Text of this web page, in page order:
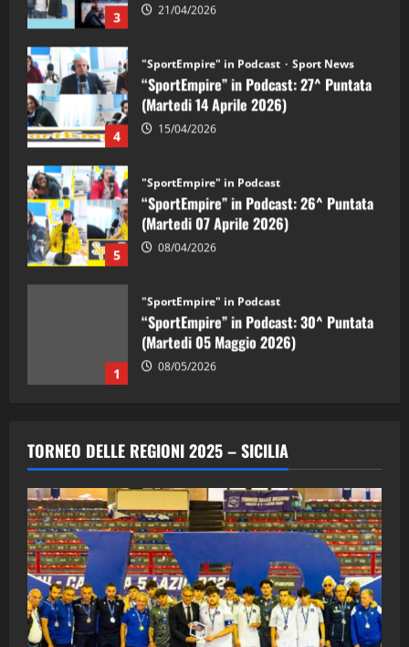
3 21/04/2026
4
"SportEmpire" in Podcast Sport News
“SportEmpire” in Podcast: 27^ Puntata
(Martedi 14 Aprile 2026)
15/04/2026
5
"SportEmpire" in Podcast
“SportEmpire” in Podcast: 26^ Puntata
(Martedi 07 Aprile 2026)
08/04/2026
1
"SportEmpire" in Podcast
“SportEmpire” in Podcast: 30^ Puntata
(Martedi 05 Maggio 2026)
08/05/2026
2
“SportEmpire” in Podcast: 29^ Puntata
(Martedi 28 Aprile 2026)
28/04/2026
3
"SportEmpire" in Podcast
“SportEmpire” in Podcast: 28^ Puntata
(Martedi 21 Aprile 2026)
21/04/2026
TORNEO DELLE REGIONI 2025 – SICILIA